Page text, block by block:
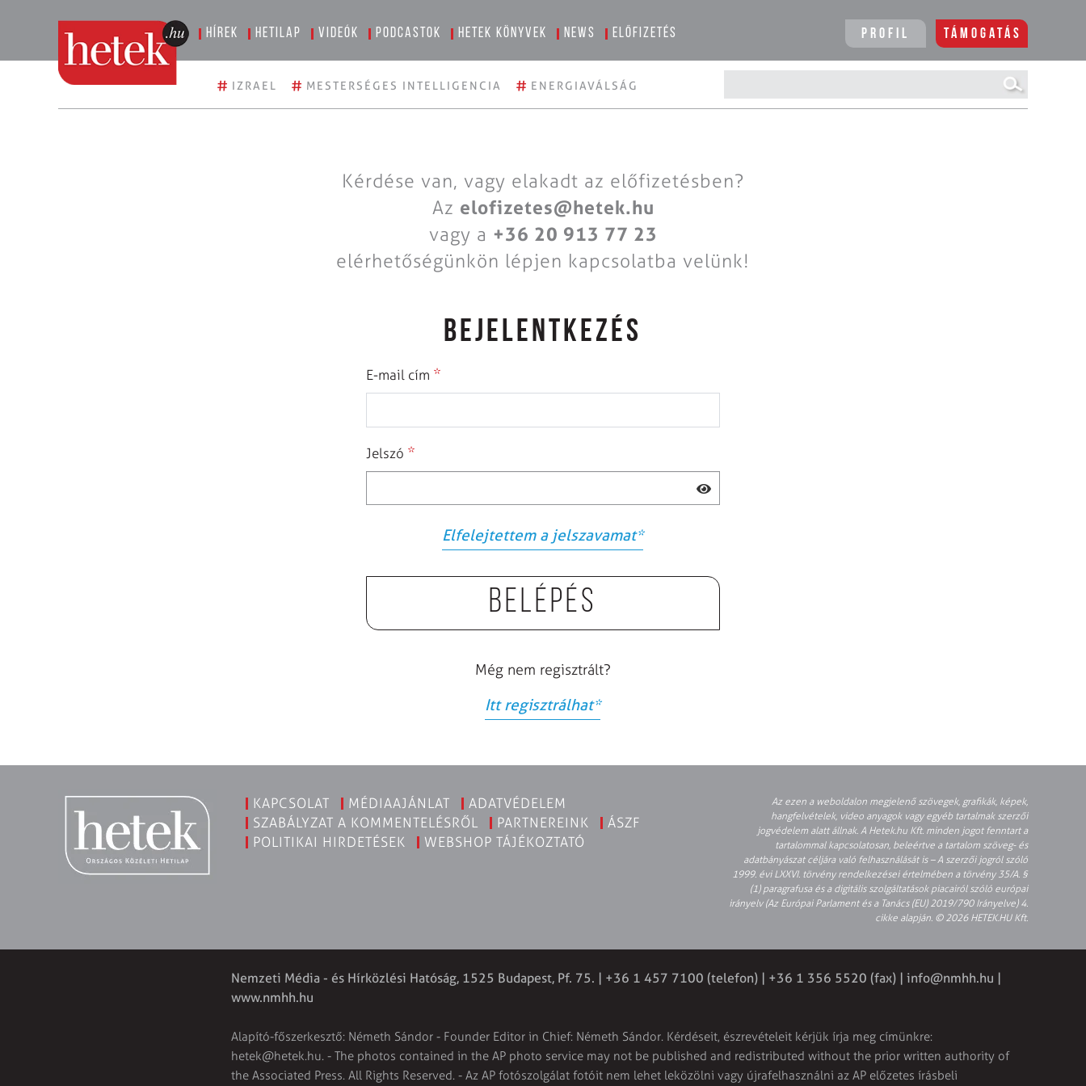
Hírek Hetilap Videók Podcastok Hetek könyvek News Előfizetés Profil Támogatás
# IZRAEL # MESTERSÉGES INTELLIGENCIA # ENERGIAVÁLSÁG
Kérdése van, vagy elakadt az előfizetésben?
Az elofizetes@hetek.hu
vagy a +36 20 913 77 23
elérhetőségünkön lépjen kapcsolatba velünk!
BEJELENTKEZÉS
E-mail cím *
Jelszó *
Elfelejtettem a jelszavamat*
Belépés
Még nem regisztrált?
Itt regisztrálhat*
KAPCSOLAT MÉDIAAJÁNLAT
ADATVÉDELEM
SZABÁLYZAT A KOMMENTELÉSRŐL
PARTNEREINK
ÁSZF
POLITIKAI HIRDETÉSEK
WEBSHOP TÁJÉKOZTATÓ
Az ezen a weboldalon megjelenő szövegek, grafikák, képek,
hangfelvételek, video anyagok vagy egyéb tartalmak szerzői
jogvédelem alatt állnak. A Hetek.hu Kft. minden jogot fenntart a
tartalommal kapcsolatosan, beleértve a tartalom szöveg- és
adatbányászat céljára való felhasználását is – A szerzői jogról szóló
1999. évi LXXVI. törvény rendelkezései értelmében a törvény 35/A. §
(1) paragrafusa és a digitális szolgáltatások piacairól szóló európai
irányelv (Az Európai Parlament és a Tanács (EU) 2019/790 Irányelve) 4.
cikke alapján. © 2026 HETEK.HU Kft.
Nemzeti Média - és Hírközlési Hatóság, 1525 Budapest, Pf. 75. | +36 1 457 7100 (telefon) | +36 1 356 5520 (fax) | info@nmhh.hu |
www.nmhh.hu
Alapító-főszerkesztő: Németh Sándor - Founder Editor in Chief: Németh Sándor. Kérdéseit, észrevételeit kérjük írja meg címünkre:
hetek@hetek.hu. - The photos contained in the AP photo service may not be published and redistributed without the prior written authority of
the Associated Press. All Rights Reserved. - Az AP fotószolgálat fotóit nem lehet leközölni vagy újrafelhasználni az AP előzetes írásbeli